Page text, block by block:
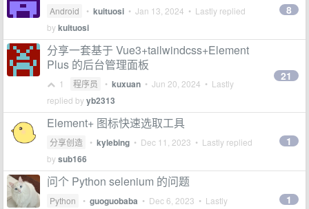
Android • kuituosi • Jan 13, 2024 • Lastly replied
bykuituosi
8
分享一套基于 Vue3+tailwindcss+Element
Plus 的后台管理面板
1 程序员 • kuxuan • Jun 20, 2024 • Lastly
replied byyb2313
21
Element+ 图标快速选取工具
分享创造 • kylebing • Dec 11, 2023 • Lastly replied
bysub166
1
问个 Python selenium 的问题
Python • guoguobaba • Dec 6, 2023 • Lastly
1